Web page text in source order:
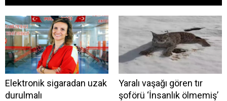
Elektronik sigaradan uzak
durulmalı
Yaralı vaşağı gören tır
şoförü ‘İnsanlık ölmemiş’